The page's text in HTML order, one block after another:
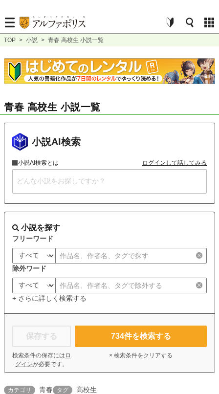
TOP > 小説 > 青春 高校生 小説一覧
青春 高校生 小説一覧
小説AI検索
小説AI検索とは ログインして話してみる
小説を探す
フリーワード
除外ワード
+ さらに詳しく検索する
保存する
検索条件の保存には ロ
グインが必要です。
734件を検索する
× 検索条件をクリアする
カテゴリ 青春 タグ 高校生